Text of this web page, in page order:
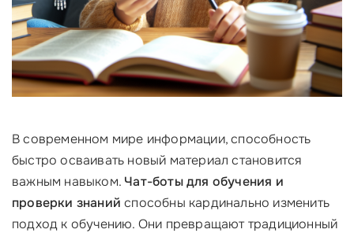
В современном мире информации, способность
быстро осваивать новый материал становится
важным навыком. Чат-боты для обучения и
проверки знаний способны кардинально изменить
подход к обучению. Они превращают традиционный